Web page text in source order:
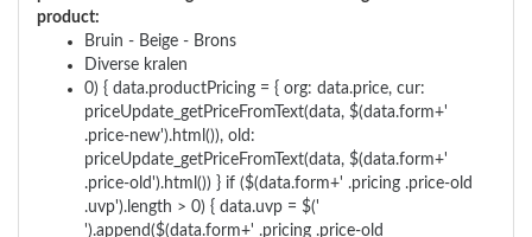
product:
Bruin - Beige - Brons
Diverse kralen
0) { data.productPricing = { org: data.price, cur:
priceUpdate_getPriceFromText(data, $(data.form+'
.price-new').html()), old:
priceUpdate_getPriceFromText(data, $(data.form+'
.price-old').html()) } if ($(data.form+' .pricing .price-old
.uvp').length > 0) { data.uvp = $('
').append($(data.form+' .pricing .price-old